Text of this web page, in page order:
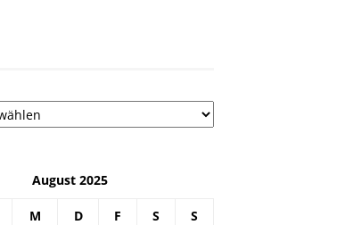
August 2025
M D F S S